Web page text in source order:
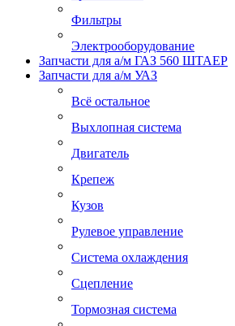
Фильтры
Электрооборудование
Запчасти для а/м ГАЗ 560 ШТАЕР
Запчасти для а/м УАЗ
Всё остальное
Выхлопная система
Двигатель
Крепеж
Кузов
Рулевое управление
Система охлаждения
Сцепление
Тормозная система